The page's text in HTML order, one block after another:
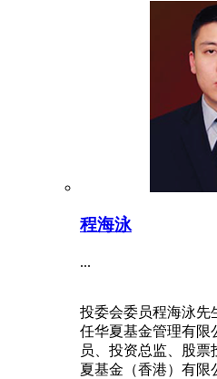
程海泳
...
投委会委员程海泳先
任华夏基金管理有限
员、投资总监、股
夏基金（香港）有限